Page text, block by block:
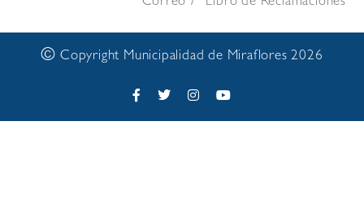
© Copyright Municipalidad de Miraflores 2026